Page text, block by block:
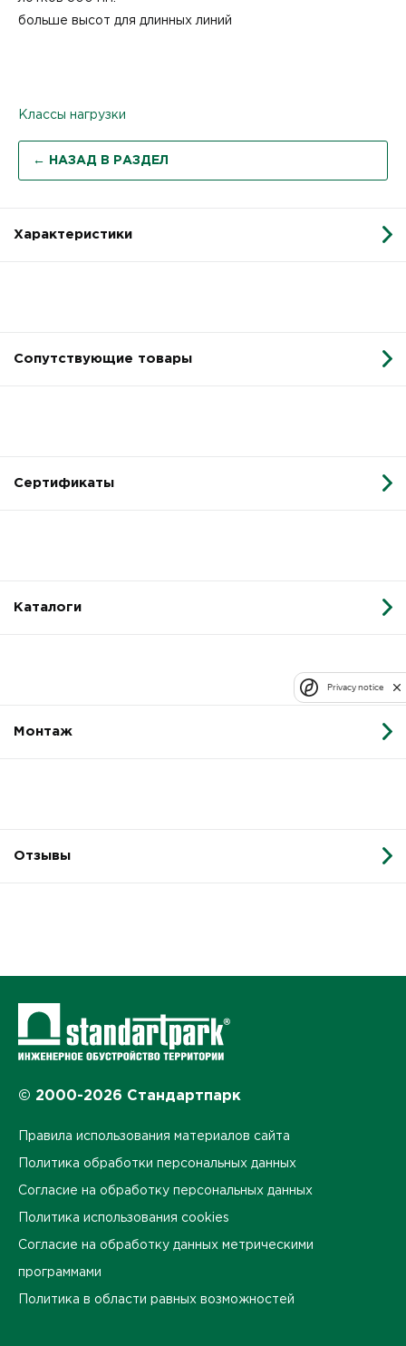
больше высот для длинных линий
Классы нагрузки
← НАЗАД В РАЗДЕЛ
Характеристики
Сопутствующие товары
Сертификаты
Каталоги
Монтаж
Отзывы
© 2000-2026 Стандартпарк
Правила использования материалов сайта
Политика обработки персональных данных
Согласие на обработку персональных данных
Политика использования cookies
Согласие на обработку данных метрическими
программами
Политика в области равных возможностей
Privacy notice